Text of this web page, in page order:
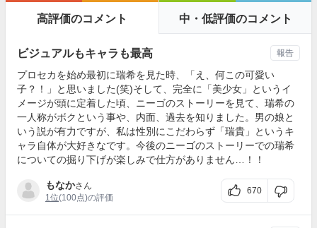
高評価のコメント 中・低評価のコメント
ビジュアルもキャラも最高
プロセカを始め最初に瑞希を見た時、「え、何この可愛い
子？！」と思いました(笑)そして、完全に「美少女」というイ
メージが頭に定着した頃、ニーゴのストーリーを見て、瑞希の
一人称がボクという事や、内面、過去を知りました。男の娘と
いう説が有力ですが、私は性別にこだわらず「瑞貴」というキ
ャラ自体が大好きなです。今後のニーゴのストーリーでの瑞希
についての掘り下げが楽しみで仕方がありません…！！
もなかさん
1位(100点)の評価
670
報告